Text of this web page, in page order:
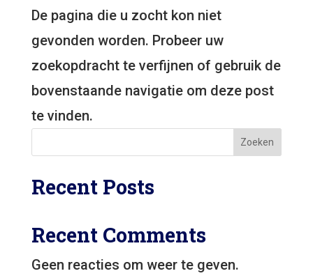
De pagina die u zocht kon niet
gevonden worden. Probeer uw
zoekopdracht te verfijnen of gebruik de
bovenstaande navigatie om deze post
te vinden.
Zoeken
Recent Posts
Recent Comments
Geen reacties om weer te geven.